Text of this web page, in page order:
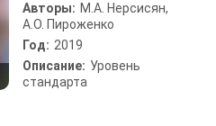
Авторы: М.А. Нерсисян,
А.О. Пироженко
Год: 2019
Описание: Уровень
стандарта